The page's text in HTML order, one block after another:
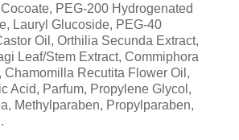
PEG-200 Hydrogenated
Lauryl Glucoside, PEG-40
Oil, Orthilia Secunda Extract,
Leaf/Stem Extract, Commiphora
Сhamomilla Recutita Flower Oil,
Acid, Parfum, Propylene Glycol,
Methylparaben, Propylparaben,